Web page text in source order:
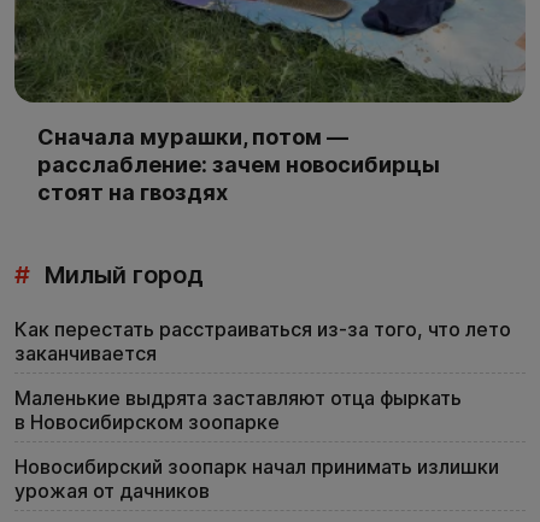
Сначала мурашки, потом —
расслабление: зачем новосибирцы
стоят на гвоздях
# Милый город
Как перестать расстраиваться из-за того, что лето
заканчивается
Маленькие выдрята заставляют отца фыркать
в Новосибирском зоопарке
Новосибирский зоопарк начал принимать излишки
урожая от дачников